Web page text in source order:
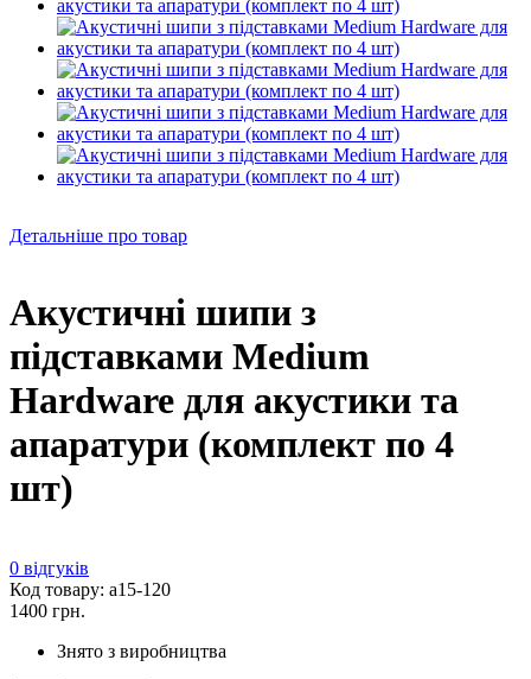
Детальніше про товар
Акустичні шипи з
підставками Medium
Hardware для акустики та
апаратури (комплект по 4
шт)
0 відгуків
Код товару: а15-120
1400 грн.
Знято з виробництва